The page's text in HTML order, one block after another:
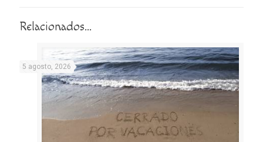
Relacionados...
5 agosto, 2026